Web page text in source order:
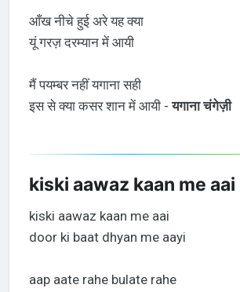
आँख नीचे हुई अरे यह क्या
यूं गरज़ दरम्यान में आयी
मैं पयम्बर नहीं यगाना सही
इस से क्या कसर शान में आयी -यगाना चंगेज़ी
kiski aawaz kaan me aai
kiski aawaz kaan me aai
door ki baat dhyan me aayi
aap aate rahe bulate rahe